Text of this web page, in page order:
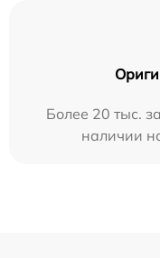
Более 20 тыс.
наличии